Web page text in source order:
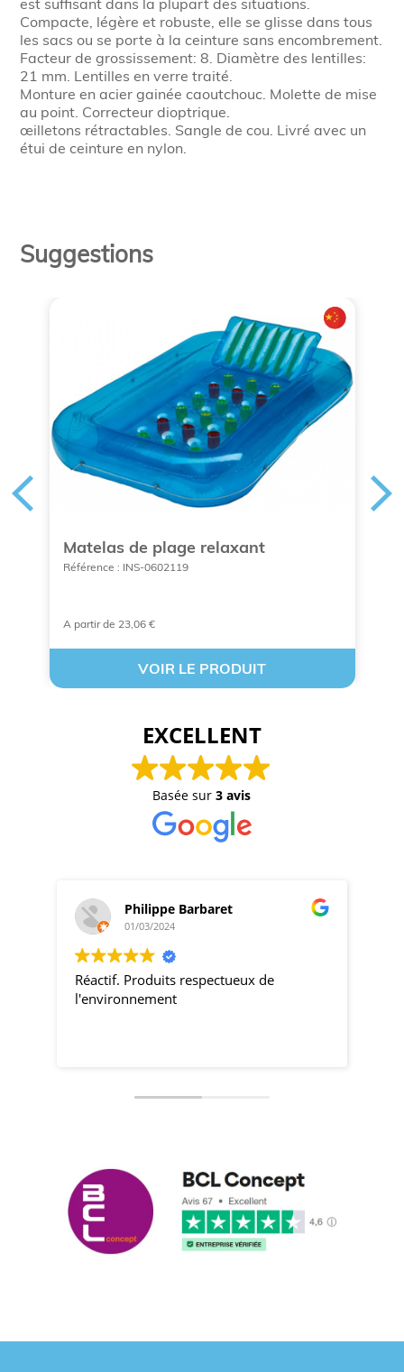
est suffisant dans la plupart des situations.
Compacte, légère et robuste, elle se glisse dans tous
les sacs ou se porte à la ceinture sans encombrement.
Facteur de grossissement: 8. Diamètre des lentilles:
21 mm. Lentilles en verre traité.
Monture en acier gainée caoutchouc. Molette de mise
au point. Correcteur dioptrique.
œilletons rétractables. Sangle de cou. Livré avec un
étui de ceinture en nylon.
Suggestions
Matelas de plage relaxant
Référence : INS-0602119
A partir de 23,06 €
VOIR LE PRODUIT
EXCELLENT
Basée sur3 avis
Philippe Barbaret
01/03/2024
Réactif. Produits respectueux de
l'environnement